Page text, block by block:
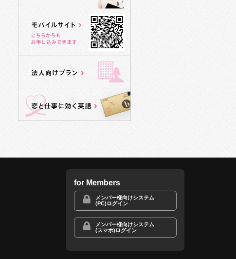
for Members
メンバー様向けシステム
(PC)ログイン
メンバー様向けシステム
(スマホ)ログイン